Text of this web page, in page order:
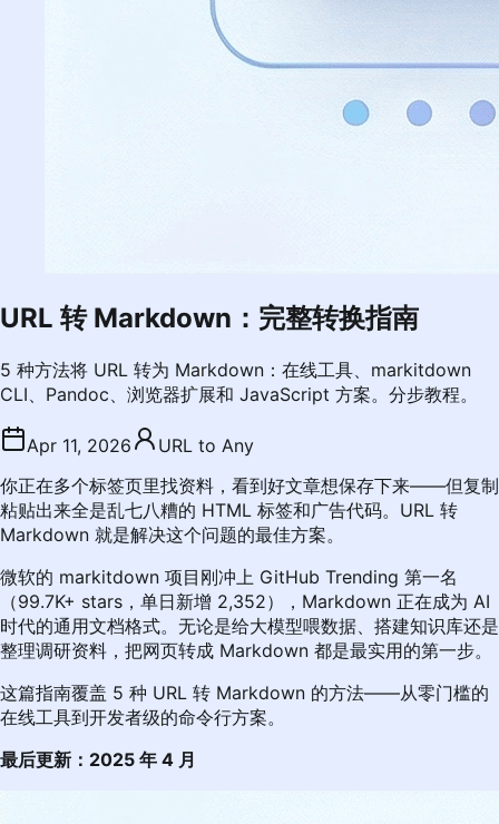
URL 转 Markdown：完整转换指南
5 种方法将 URL 转为 Markdown：在线工具、markitdown
CLI、Pandoc、浏览器扩展和 JavaScript 方案。分步教程。
Apr 11, 2026
URL to Any
你正在多个标签页里找资料，看到好文章想保存下来——但复制
粘贴出来全是乱七八糟的 HTML 标签和广告代码。URL 转
Markdown 就是解决这个问题的最佳方案。
微软的 markitdown 项目刚冲上 GitHub Trending 第一名
（99.7K+ stars，单日新增 2,352），Markdown 正在成为 AI
时代的通用文档格式。无论是给大模型喂数据、搭建知识库还是
整理调研资料，把网页转成 Markdown 都是最实用的第一步。
这篇指南覆盖 5 种 URL 转 Markdown 的方法——从零门槛的
在线工具到开发者级的命令行方案。
最后更新：2025 年 4 月